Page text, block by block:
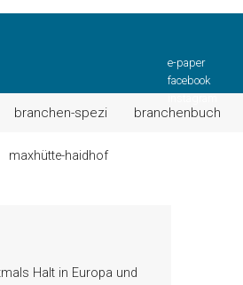
e-paper
facebook
branchen-spezi branchenbuch
maxhütte-haidhof
vor ort | anzeige
Halt in Europa und